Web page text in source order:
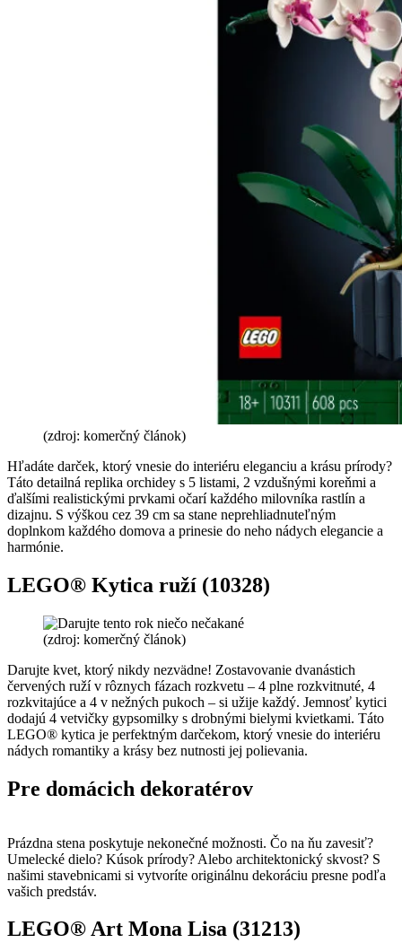
(zdroj: komerčný článok)
Hľadáte darček, ktorý vnesie do interiéru eleganciu a krásu prírody?
Táto detailná replika orchidey s 5 listami, 2 vzdušnými koreňmi a
ďalšími realistickými prvkami očarí každého milovníka rastlín a
dizajnu. S výškou cez 39 cm sa stane neprehliadnuteľným
doplnkom každého domova a prinesie do neho nádych elegancie a
harmónie.
LEGO® Kytica ruží (10328)
(zdroj: komerčný článok)
Darujte kvet, ktorý nikdy nezvädne! Zostavovanie dvanástich
červených ruží v rôznych fázach rozkvetu – 4 plne rozkvitnuté, 4
rozkvitajúce a 4 v nežných pukoch – si užije každý. Jemnosť kytici
dodajú 4 vetvičky gypsomilky s drobnými bielymi kvietkami. Táto
LEGO® kytica je perfektným darčekom, ktorý vnesie do interiéru
nádych romantiky a krásy bez nutnosti jej polievania.
Pre domácich dekoratérov
Prázdna stena poskytuje nekonečné možnosti. Čo na ňu zavesiť?
Umelecké dielo? Kúsok prírody? Alebo architektonický skvost? S
našimi stavebnicami si vytvoríte originálnu dekoráciu presne podľa
vašich predstáv.
LEGO® Art Mona Lisa (31213)